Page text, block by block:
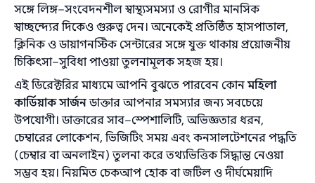
সঙ্গে লিঙ্গ–সংবেদনশীল স্বাস্থ্যসমস্যা ও রোগীর মানসিক
স্বাচ্ছন্দ্যের দিকেও গুরুত্ব দেন। অনেকেই প্রতিষ্ঠিত হাসপাতাল,
ক্লিনিক ও ডায়াগনস্টিক সেন্টারের সঙ্গে যুক্ত থাকায় প্রয়োজনীয়
চিকিৎসা–সুবিধা পাওয়া তুলনামূলক সহজ হয়।
এই ডিরেক্টরির মাধ্যমে আপনি বুঝতে পারবেন কোনমহিলা
কার্ডিয়াক সার্জনডাক্তার আপনার সমস্যার জন্য সবচেয়ে
উপযোগী। ডাক্তারের সাব–স্পেশালিটি, অভিজ্ঞতার ধরন,
চেম্বারের লোকেশন, ভিজিটিং সময় এবং কনসালটেশনের পদ্ধতি
(চেম্বার বা অনলাইন) তুলনা করে তথ্যভিত্তিক সিদ্ধান্ত নেওয়া
সম্ভব হয়। নিয়মিত চেকআপ হোক বা জটিল ও দীর্ঘমেয়াদি